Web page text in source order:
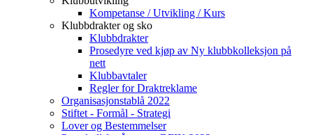
Kompetanse / Utvikling / Kurs
Klubbdrakter og sko
Klubbdrakter
Prosedyre ved kjøp av Ny klubbkolleksjon på
nett
Klubbavtaler
Regler for Draktreklame
Organisasjonstablå 2022
Stiftet - Formål - Strategi
Lover og Bestemmelser